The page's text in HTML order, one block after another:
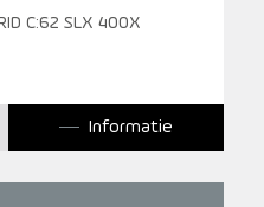
C:62 SLX 400X
Informatie